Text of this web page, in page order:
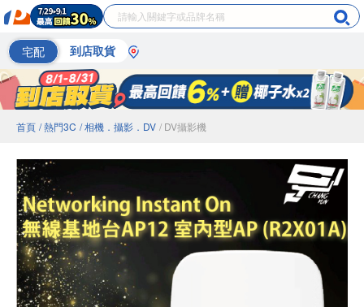
宅配 到店取貨
首頁 / 熱門3C / 相機．攝影．DV / DV攝影機